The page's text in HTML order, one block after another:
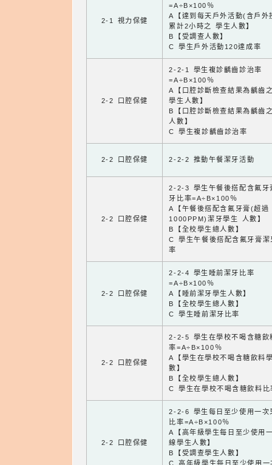
2-1 視力保健
=A÷B×100％
A【達到每天戶外活動(含戶外
累計2小時之 學生人數】
B【受調查人數】
C 學生戶外活動120達成率
2-2 口腔保健
2-2-1 學生複診齲齒診治率
=A÷B×100％
A【口腔診斷檢查結果為齲齒
學生人數】
B【口腔診斷檢查結果為齲齒
人數】
C 學生複診齲齒診治率
2-2 口腔保健 2-2-2 推動午餐潔牙活動
2-2 口腔保健
2-2-3 學生午餐後搭配含氟牙
牙比率=A÷B×100％
A【午餐後搭配含氟牙膏(超過
1000PPM)潔牙學生 人數】
B【全校學生總人數】
C 學生午餐後搭配含氟牙膏潔
率
2-2 口腔保健
2-2-4 學生睡前潔牙比率
=A÷B×100％
A【睡前潔牙學生人數】
B【全校學生總人數】
C 學生睡前潔牙比率
2-2 口腔保健
2-2-5 學生在學校不喝含糖飲
率=A÷B×100％
A【學生在學校不喝含糖飲料
數】
B【全校學生總人數】
C 學生在學校不喝含糖飲料比
2-2 口腔保健
2-2-6 學生每日至少使用一次
比率=A÷B×100％
A【高年級學生每日至少使用
線學生人數】
B【受調查學生人數】
C 高年級學生每日至少使用一